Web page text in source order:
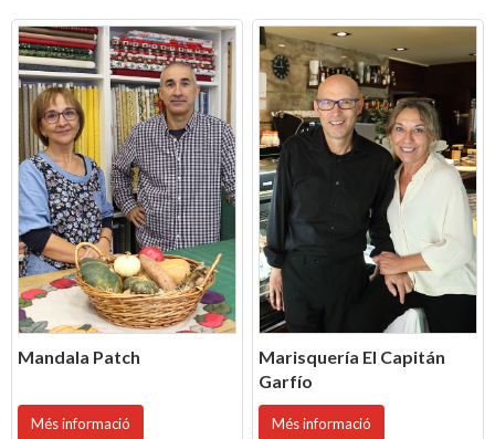
Mandala Patch
Més informació
Marisquería El Capitán
Garfío
Més informació